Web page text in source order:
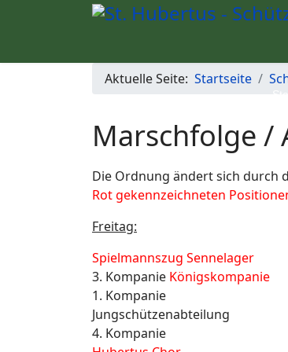
Aktuelle Seite: Startseite
Marschfolge /
Die Ordnung ändert sich durch
Rot gekennzeichneten
Freitag:
Spielmannszug Sennelager
3. Kompanie Königskompanie
1. Kompanie
Jungschützenabteilung
4. Kompanie